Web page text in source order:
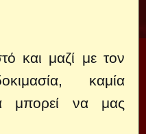
και μαζί με τον
καμία
μπορεί να μας